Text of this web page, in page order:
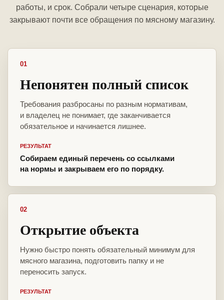
работы, и срок. Собрали четыре сценария, которые
закрывают почти все обращения по мясному магазину.
01
Непонятен полный список
Требования разбросаны по разным нормативам,
и владелец не понимает, где заканчивается
обязательное и начинается лишнее.
РЕЗУЛЬТАТ
Собираем единый перечень со ссылками
на нормы и закрываем его по порядку.
02
Открытие объекта
Нужно быстро понять обязательный минимум для
мясного магазина, подготовить папку и не
переносить запуск.
РЕЗУЛЬТАТ